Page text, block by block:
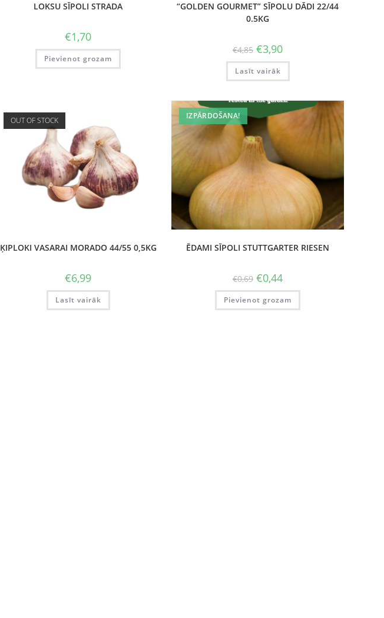
LOKSU SĪPOLI STRADA
€1,70
Pievienot grozam
“GOLDEN GOURMET” SĪPOLU DĀDI 22/44
0.5KG
€4,85 €3,90
Lasīt vairāk
OUT OF STOCK
ĶIPLOKI VASARAI MORADO 44/55 0,5KG
€6,99
Lasīt vairāk
IZPĀRDOŠANA!
ĒDAMI SĪPOLI STUTTGARTER RIESEN
€0,69 €0,44
Pievienot grozam